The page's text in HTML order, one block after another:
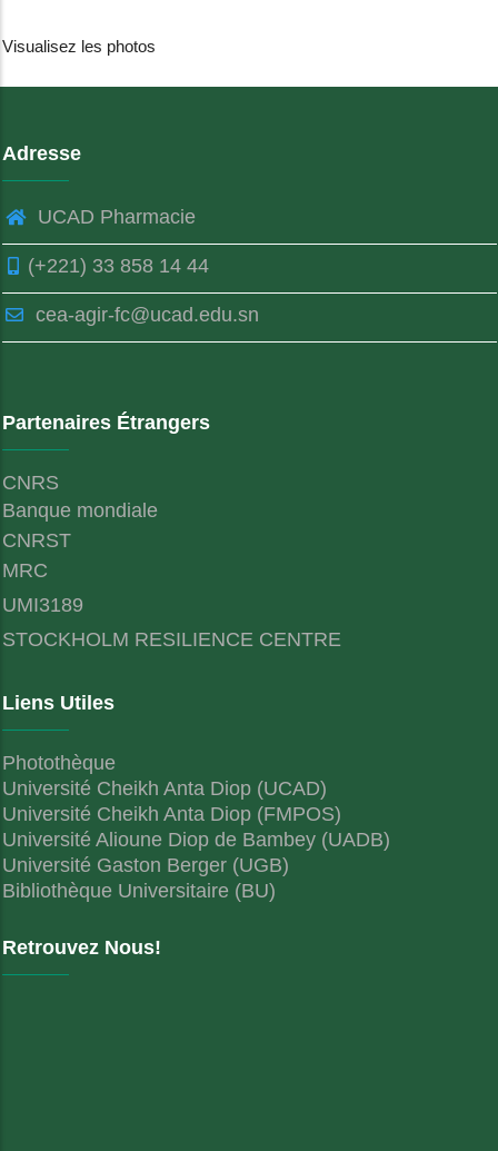
Visualisez les photos
Adresse
UCAD Pharmacie
(+221) 33 858 14 44
cea-agir-fc@ucad.edu.sn
Partenaires Étrangers
CNRS
Banque mondiale
CNRST
MRC
UMI3189
STOCKHOLM RESILIENCE CENTRE
Liens Utiles
Photothèque
Université Cheikh Anta Diop (UCAD)
Université Cheikh Anta Diop (FMPOS)
Université Alioune Diop de Bambey (UADB)
Université Gaston Berger (UGB)
Bibliothèque Universitaire (BU)
Retrouvez Nous!